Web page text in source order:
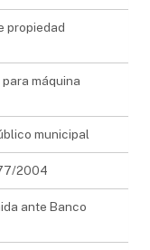
propiedad
máquina
municipal
2004
ante Banco